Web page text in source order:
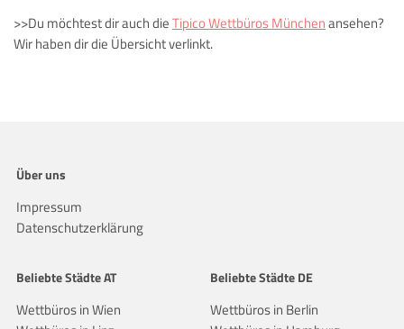
>>Du möchtest dir auch dieTipico Wettbüros Münchenansehen?
Wir haben dir die Übersicht verlinkt.
Über uns
Impressum
Datenschutzerklärung
Beliebte Städte DE
Wettbüros in Berlin
Beliebte Städte AT
Wettbüros in Wien